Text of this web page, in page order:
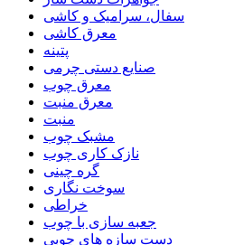
سفال، سرامیک و کاشی
معرق کاشی
پتینه
صنایع دستی چرمی
معرق چوب
معرق منبت
منبت
مشبک چوب
نازک کاری چوب
گره چینی
سوخت نگاری
خراطی
جعبه سازی با چوب
دست سازه های چوبی